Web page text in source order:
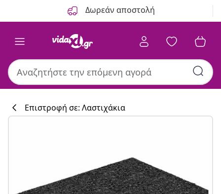
Δωρεάν αποστολή
#sharemevidaxl
Επιστροφή σε: Λαστιχάκια